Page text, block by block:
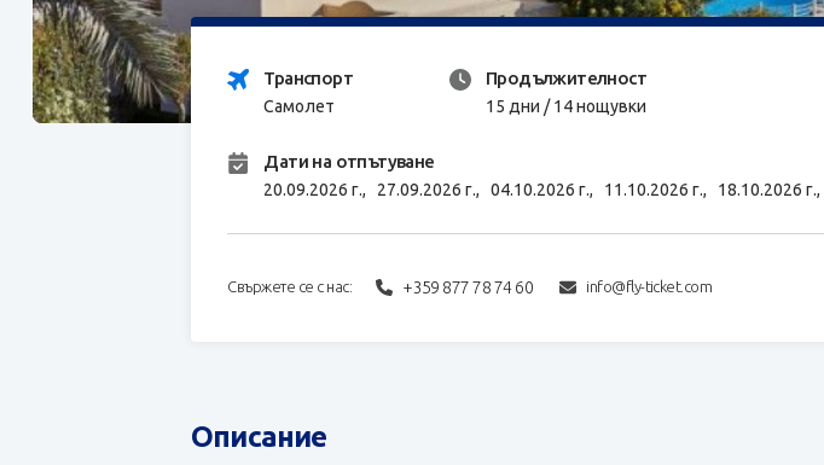
Транспорт
Самолет
Продължителност
15 дни / 14 нощувки
Дати на отпътуване
20.09.2026 г., 27.09.2026 г.,04.10.2026 г., 11.10.2026 г., 18.10.2026 г.,
Свържете се с нас: +359 877 78 74 60 info@fly-ticket.com
Описание